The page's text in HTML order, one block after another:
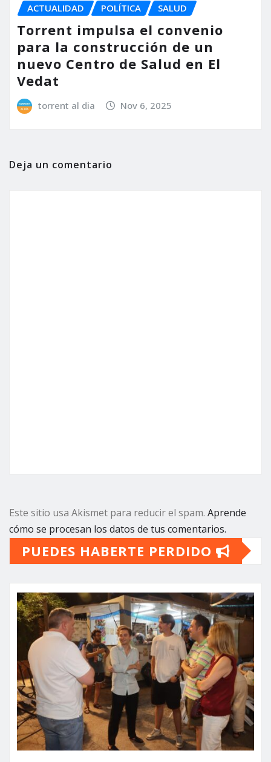
ACTUALIDAD POLÍTICA SALUD
Torrent impulsa el convenio
para la construcción de un
nuevo Centro de Salud en El
Vedat
torrent al dia Nov 6, 2025
Deja un comentario
Este sitio usa Akismet para reducir el spam. Aprende
cómo se procesan los datos de tus comentarios.
PUEDES HABERTE PERDIDO